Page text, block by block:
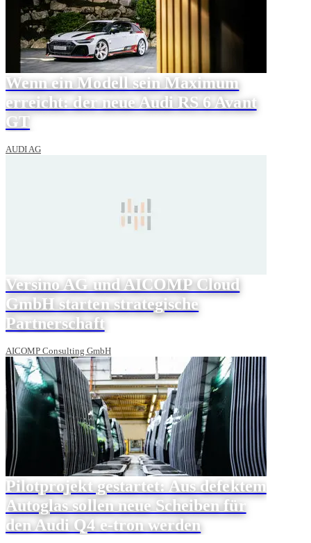
Wenn ein Modell sein Maximum
erreicht: der neue Audi RS 6 Avant
GT
AUDI AG
Versino AG und AICOMP Cloud
GmbH starten strategische
Partnerschaft
AICOMP Consulting GmbH
Pilotprojekt gestartet: Aus defektem
Autoglas sollen neue Scheiben für
den Audi Q4 e-tron werden